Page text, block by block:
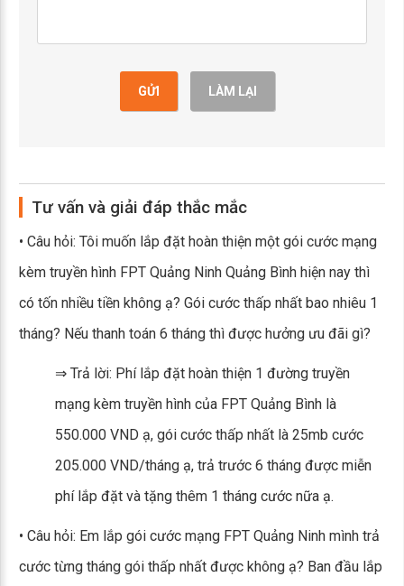
GỬI LÀM LẠI
Tư vấn và giải đáp thắc mắc
• Câu hỏi: Tôi muốn lắp đặt hoàn thiện một gói cước mạng
kèm truyền hình FPT Quảng Ninh Quảng Bình hiện nay thì
có tốn nhiều tiền không ạ? Gói cước thấp nhất bao nhiêu 1
tháng? Nếu thanh toán 6 tháng thì được hưởng ưu đãi gì?
⇒ Trả lời: Phí lắp đặt hoàn thiện 1 đường truyền
mạng kèm truyền hình của FPT Quảng Bình là
550.000 VND ạ, gói cước thấp nhất là 25mb cước
205.000 VND/tháng ạ, trả trước 6 tháng được miễn
phí lắp đặt và tặng thêm 1 tháng cước nữa ạ.
• Câu hỏi: Em lắp gói cước mạng FPT Quảng Ninh mình trả
cước từng tháng gói thấp nhất được không ạ? Ban đầu lắp